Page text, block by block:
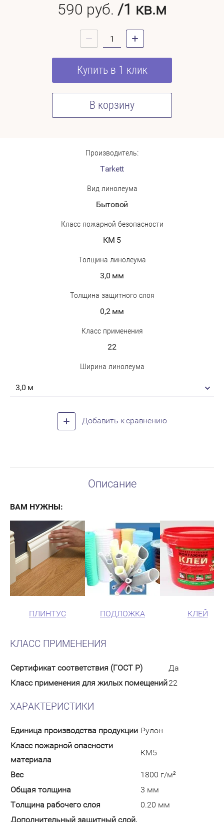
590 руб. /1 кв.м
Купить в 1 клик
В корзину
Производитель:
Tarkett
Вид линолеума
Бытовой
Класс пожарной безопасности
КМ 5
Толщина линолеума
3,0 мм
Толщина защитного слоя
0,2 мм
Класс применения
22
Ширина линолеума
3,0 м
Добавить к сравнению
Описание
ВАМ НУЖНЫ:
ПЛИНТУС ПОДЛОЖКА КЛЕЙ
КЛАСС ПРИМЕНЕНИЯ
Сертификат соответствия (ГОСТ Р)
Да
Класс применения для жилых помещений22
ХАРАКТЕРИСТИКИ
Единица производства продукции Рулон
Класс пожарной опасности
материала
КМ5
Вес
1800 г/м²
Общая толщина
3 мм
Толщина рабочего слоя
0.20 мм
Дополнительный защитный слой,